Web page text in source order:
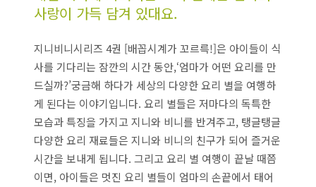
사랑이 가득 담겨 있대요.
지니비니시리즈 4권 [배꼽시계가 꼬르륵!]은 아이들이 식
사를 기다리는 잠깐의 시간 동안,‘엄마가 어떤 요리를 만
드실까?’궁금해 하다가 세상의 다양한 요리 별을 여행하
게 된다는 이야기입니다. 요리 별들은 저마다의 독특한
모습과 특징을 가지고 지니와 비니를 반겨주고, 탱글탱글
다양한 요리 재료들은 지니와 비니의 친구가 되어 즐거운
시간을 보내게 됩니다. 그리고 요리 별 여행이 끝날 때쯤
이면, 아이들은 멋진 요리 별들이 엄마의 손끝에서 태어